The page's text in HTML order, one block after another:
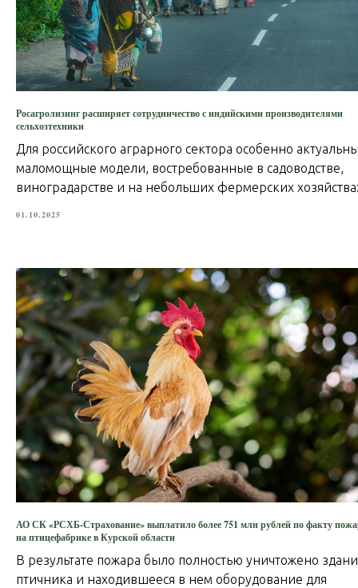
Росагролизинг расширяет сотрудничество с индийскими производителями
сельхозтехники
Для российского аграрного сектора особенно
маломощные модели, востребованные в садоводстве,
виноградарстве и на небольших фермерских
01.10.2025
АО СК «РСХБ-Страхование» выплатило более 751 млн рублей по факту
на птицефабрике в Курской области
В результате пожара было полностью уничтожено
птичника и находившееся в нем оборудование для